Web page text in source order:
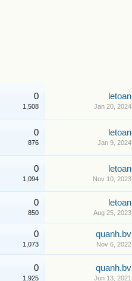
0
1,508
letoan
Jan 20, 2024
0
876
letoan
Jan 9, 2024
0
1,094
letoan
Nov 10, 2023
0
850
letoan
Aug 25, 2023
0
1,073
quanh.bv
Nov 6, 2022
0
1,925
quanh.bv
Jun 13, 2021